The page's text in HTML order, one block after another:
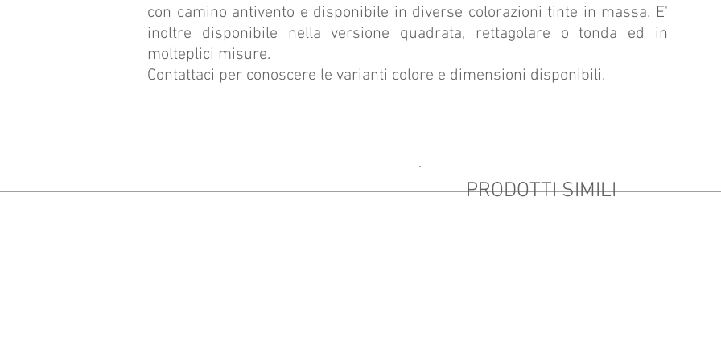
con camino antivento e disponibile in diverse colorazioni tinte in massa. E'
inoltre disponibile nella versione quadrata, rettagolare o tonda ed in
molteplici misure.
Contattaci per conoscere le varianti colore e dimensioni disponibili.
PRODOTTI SIMILI